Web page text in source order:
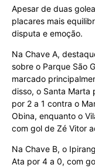
Apesar de duas
placares mais
disputa e emoção.
Na Chave A,
sobre o Parque São
marcado
disso, o Santa Marta
por 2 a 1 contra o
Obina, enquanto o
com gol de Zé Vitor
Na Chave B, o
Ata por 4 a 0, com